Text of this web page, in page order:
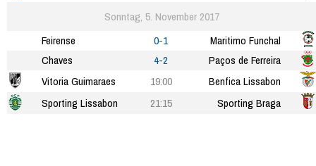
Sonntag, 5. November 2017
Feirense
0-1
Maritimo Funchal
Chaves
4-2
Paços de Ferreira
Vitoria Guimaraes
19:00
Benfica Lissabon
Sporting Lissabon
21:15 Sporting Braga